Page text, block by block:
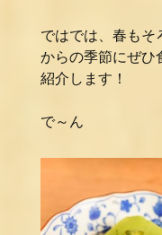
ではでは、春もそ
からの季節にぜひ
紹介します！
で～ん